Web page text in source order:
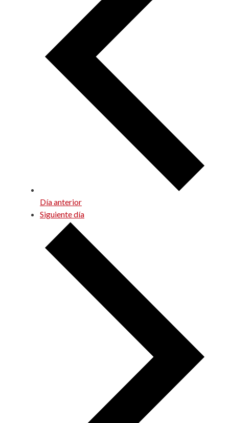
Día anterior
Siguiente día